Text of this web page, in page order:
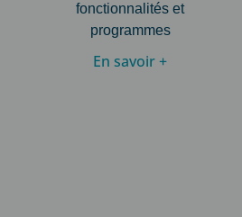
fonctionnalités et
programmes
En savoir +